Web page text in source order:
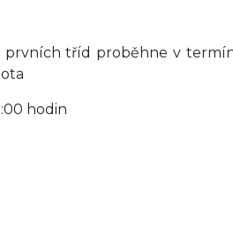
prvních tříd proběhne v
hodin